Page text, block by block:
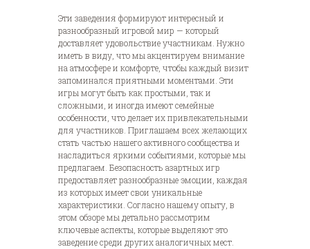
Эти заведения формируют интересный и
разнообразный игровой мир — который
доставляет удовольствие участникам. Нужно
иметь в виду, что мы акцентируем внимание
на атмосфере и комфорте, чтобы каждый визит
запоминался приятными моментами. Эти
игры могут быть как простыми, так и
сложными, и иногда имеют семейные
особенности, что делает их привлекательными
для участников. Приглашаем всех желающих
стать частью нашего активного сообщества и
насладиться яркими событиями, которые мы
предлагаем. Безопасность азартных игр
предоставляет разнообразные эмоции, каждая
из которых имеет свои уникальные
характеристики. Согласно нашему опыту, в
этом обзоре мы детально рассмотрим
ключевые аспекты, которые выделяют это
заведение среди других аналогичных мест.